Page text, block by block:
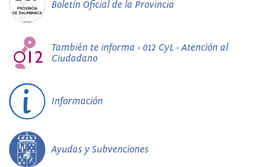
Boletín Oficial de la Provincia
También te informa - 012 CyL - Atención al
Ciudadano
Información
Ayudas y Subvenciones